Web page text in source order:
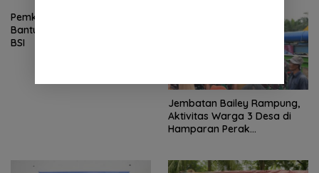
Pemkab Deli Serdang Terima
Bantuan Kemanusiaan dari
BSI
Jembatan Bailey Rampung,
Aktivitas Warga 3 Desa di
Hamparan Perak